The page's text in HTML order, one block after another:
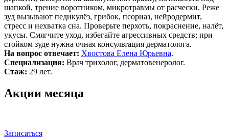
шапкой, трение воротником, микротравмы от расчески. Реже
зуд вызывают педикулёз, грибок, псориаз, нейродермит,
стресс и нехватка сна. Проверьте перхоть, покраснение, налёт,
укусы. Смягчите уход, избегайте агрессивных средств; при
стойком зуде нужна очная консультация дерматолога.
На вопрос отвечает: Хвостова Елена Юрьевна.
Специализация: Врач трихолог, дерматовенеролог.
Стаж: 29 лет.
Акции месяца
Записаться